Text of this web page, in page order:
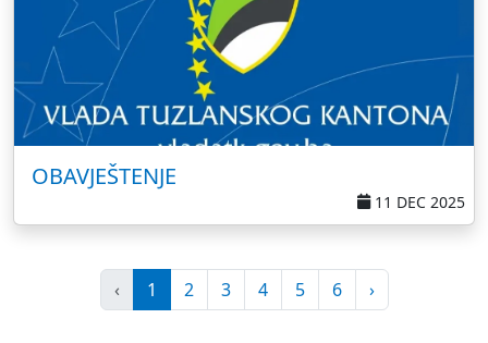
OBAVJEŠTENJE
11 DEC 2025
‹ 1 2 3 4 5 6 ›